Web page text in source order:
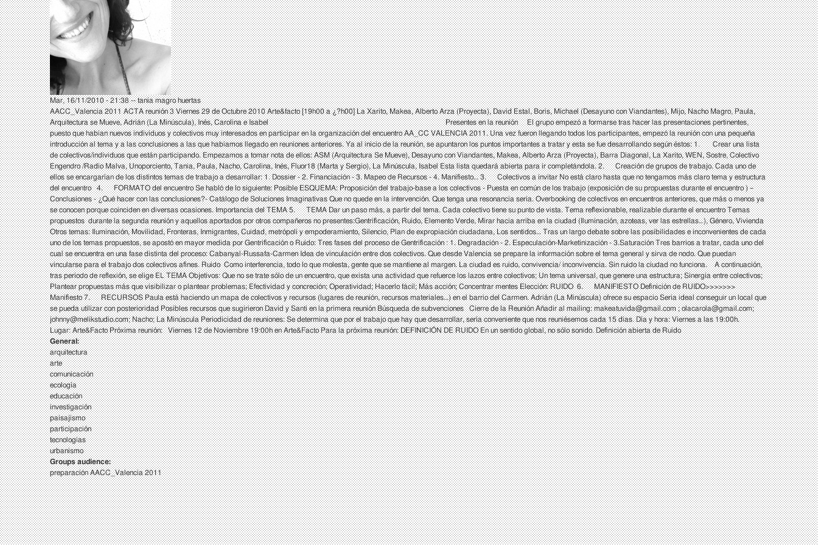
Mar, 16/11/2010 - 21:38 --tania magro huertas
AACC_Valencia 2011 ACTA reunión 3 Viernes 29 de Octubre 2010 Arte&facto [19h00 a ¿?h00] La Xarito, Makea, Alberto Arza (Proyecta), David Estal, Boris, Michael (Desayuno con Viandantes), Mijo, Nacho Magro, Paula,
Arquitectura se Mueve, Adrián (La Minúscula), Inés, Carolina e Isabel Presentes en la reunión El grupo empezó a formarse tras hacer las presentaciones pertinentes,
puesto que habían nuevos individuos y colectivos muy interesados en participar en la organización del encuentro AA_CC VALENCIA 2011. Una vez fueron llegando todos los participantes, empezó la reunión con una pequeña
introducción al tema y a las conclusiones a las que habíamos llegado en reuniones anteriores. Ya al inicio de la reunión, se apuntaron los puntos importantes a tratar y esta se fue desarrollando según éstos: 1. Crear una lista
de colectivos/individuos que están participando. Empezamos a tomar nota de ellos: ASM (Arquitectura Se Mueve), Desayuno con Viandantes, Makea, Alberto Arza (Proyecta), Barra Diagonal, La Xarito, WEN, Sostre, Colectivo
Engendro /Radio Malva, Unoporciento, Tania, Paula, Nacho, Carolina, Inés, Fluor18 (Marta y Sergio), La Minúscula, Isabel Esta lista quedará abierta para ir completándola. 2. Creación de grupos de trabajo. Cada uno de
ellos se encargarían de los distintos temas de trabajo a desarrollar: 1. Dossier - 2. Financiación - 3. Mapeo de Recursos - 4. Manifiesto… 3. Colectivos a invitar No está claro hasta que no tengamos más claro tema y estructura
del encuentro 4. FORMATO del encuentro Se habló de lo siguiente: Posible ESQUEMA: Proposición del trabajo-base a los colectivos - Puesta en común de los trabajo (exposición de su propuestas durante el encuentro ) –
Conclusiones - ¿Qué hacer con las conclusiones?- Catálogo de Soluciones Imaginativas Que no quede en la intervención. Que tenga una resonancia seria. Overbooking de colectivos en encuentros anteriores, que más o menos ya
se conocen porque coinciden en diversas ocasiones. Importancia del TEMA 5. TEMA Dar un paso más, a partir del tema. Cada colectivo tiene su punto de vista. Tema reflexionable, realizable durante el encuentro Temas
propuestos durante la segunda reunión y aquellos aportados por otros compañeros no presentes:Gentrificación, Ruido, Elemento Verde, Mirar hacia arriba en la ciudad (Iluminación, azoteas, ver las estrellas…), Género, Vivienda
Otros temas: Iluminación, Movilidad, Fronteras, Inmigrantes, Cuidad, metrópoli y empoderamiento, Silencio, Plan de expropiación ciudadana, Los sentidos… Tras un largo debate sobre las posibilidades e inconvenientes de cada
uno de los temas propuestos, se apostó en mayor medida por Gentrificación o Ruido: Tres fases del proceso de Gentrificación : 1. Degradación - 2. Especulación-Marketinización - 3.Saturación Tres barrios a tratar, cada uno del
cual se encuentra en una fase distinta del proceso: Cabanyal-Russafa-Carmen Idea de vinculación entre dos colectivos. Que desde Valencia se prepare la información sobre el tema general y sirva de nodo. Que puedan
vincularse para el trabajo dos colectivos afines. Ruido Como interferencia, todo lo que molesta, gente que se mantiene al margen. La ciudad es ruido, convivencia/ inconvivencia. Sin ruido la ciudad no funciona. A continuación,
tras periodo de reflexión, se elige EL TEMA Objetivos: Que no se trate sólo de un encuentro, que exista una actividad que refuerce los lazos entre colectivos; Un tema universal, que genere una estructura; Sinergia entre colectivos;
Plantear propuestas más que visibilizar o plantear problemas; Efectividad y concreción; Operatividad; Hacerlo fácil; Más acción; Concentrar mentes Elección: RUIDO 6. MANIFIESTO Definición de RUIDO>>>>>>>
Manifiesto 7. RECURSOS Paula está haciendo un mapa de colectivos y recursos (lugares de reunión, recursos materiales…) en el barrio del Carmen. Adrián (La Minúscula) ofrece su espacio Seria ideal conseguir un local que
se pueda utilizar con posterioridad Posibles recursos que sugirieron David y Santi en la primera reunión Búsqueda de subvenciones Cierre de la Reunión Añadir al mailing:makeatuvida@gmail.com;olacarola@gmail.com;
johnny@melikstudio.com; Nacho; La Minúscula Periodicidad de reuniones: Se determina que por el trabajo que hay que desarrollar, sería conveniente que nos reuniésemos cada 15 días. Día y hora: Viernes a las 19:00h.
Lugar: Arte&Facto Próxima reunión: Viernes 12 de Noviembre 19:00h en Arte&Facto Para la próxima reunión: DEFINICIÓN DE RUIDO En un sentido global, no sólo sonido. Definición abierta de Ruido
General:
arquitectura
arte
comunicación
ecología
educación
investigación
paisajismo
participación
tecnologías
urbanismo
Groups audience:
preparación AACC_Valencia 2011